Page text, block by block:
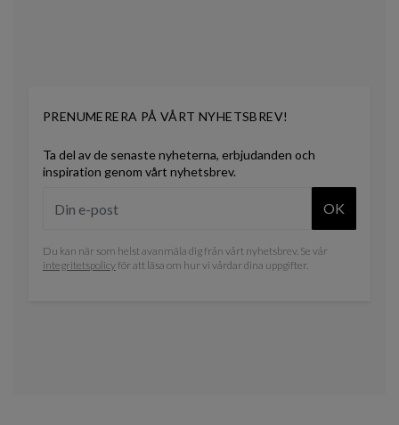
PRENUMERERA PÅ VÅRT NYHETSBREV!
Ta del av de senaste nyheterna, erbjudanden och
inspiration genom vårt nyhetsbrev.
OK
Du kan när som helst avanmäla dig från vårt nyhetsbrev. Se vår
integritetspolicyför att läsa om hur vi vårdar dina uppgifter.